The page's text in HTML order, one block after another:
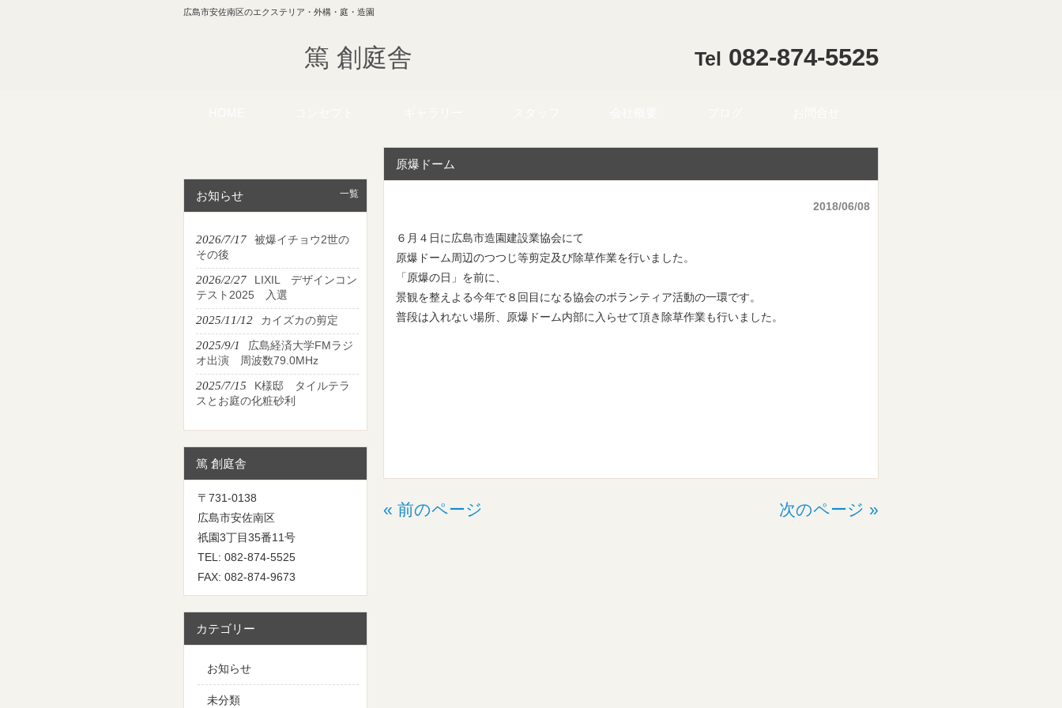
広島市安佐南区のエクステリア・外構・庭・造園
篤 創庭舎 Tel 082-874-5525
原爆ドーム
2018/06/08
６月４日に広島市造園建設業協会にて
原爆ドーム周辺のつつじ等剪定及び除草作業を行いました。
「原爆の日」を前に、
景観を整えよる今年で８回目になる協会のボランティア活動の一環です。
普段は入れない場所、原爆ドーム内部に入らせて頂き除草作業も行いました。
« 前のページ 次のページ »
お知らせ 一覧
2026/7/17
被爆イチョウ2世の
その後
2026/2/27
LIXIL デザインコン
テスト2025 入選
2025/11/12 カイズカの剪定
2025/9/1
広島経済大学FMラジ
オ出演 周波数79.0MHz
2025/7/15
K様邸 タイルテラ
スとお庭の化粧砂利
篤 創庭舎
〒731-0138
広島市安佐南区
祇園3丁目35番11号
TEL: 082-874-5525
FAX: 082-874-9673
カテゴリー
お知らせ
未分類